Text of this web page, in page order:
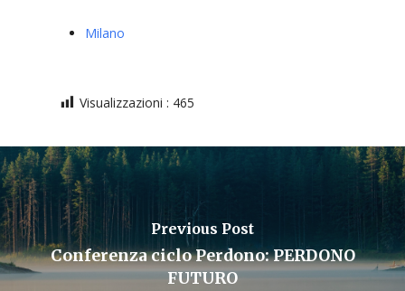
Milano
Visualizzazioni : 465
Previous Post
Conferenza ciclo Perdono: PERDONO
FUTURO